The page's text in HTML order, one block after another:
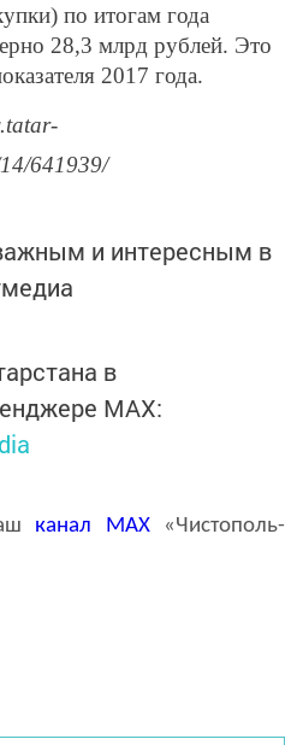
по итогам года
28,3 млрд рублей. Это
2017 года.
641939/
и интересным в
в
MАХ:
канал MAX«Чистополь-